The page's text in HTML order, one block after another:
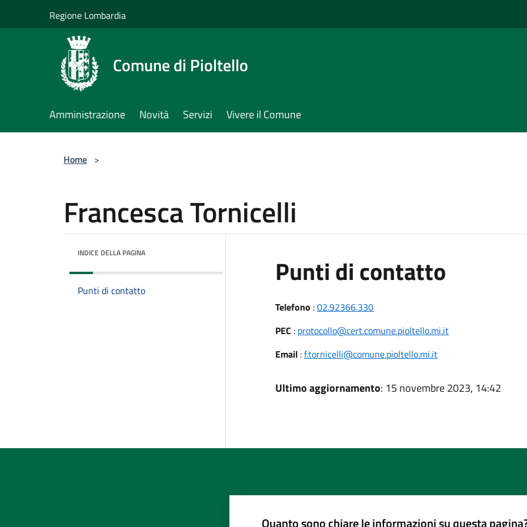
Regione Lombardia
Comune di Pioltello
Amministrazione Novità Servizi Vivere il Comune
Home >
Francesca Tornicelli
INDICE DELLA PAGINA
Punti di contatto
Punti di contatto
Telefono :02.92366.330
PEC : protocollo@cert.comune.pioltello.mi.it
Email:f.tornicelli@comune.pioltello.mi.it
Ultimo aggiornamento: 15 novembre 2023, 14:42
Quanto sono chiare le informazioni su questa